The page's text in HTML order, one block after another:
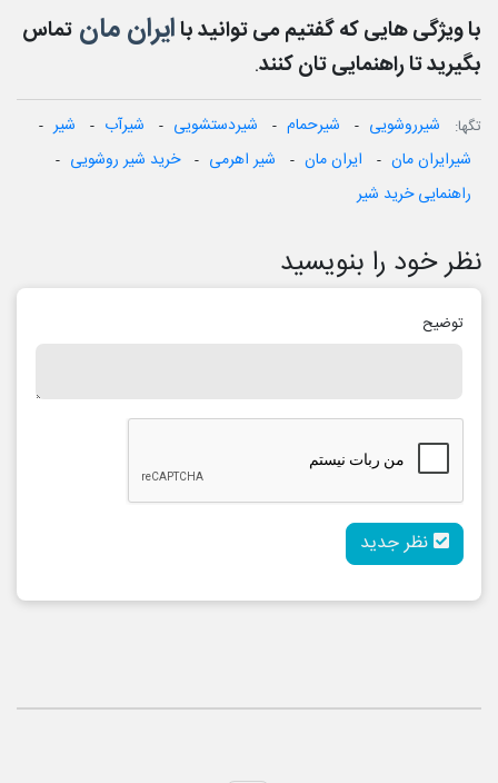
باویژگی هایی که گفتیم می توانید باایران مان تماس
بگیرید تا راهنمایی تان کنند.
تگ‎ها: شیرروشویی شیرحمام شیردستشویی شیرآب
شیر
شیرایران مان
ایران مان شیر اهرمی
خرید شیر روشویی
راهنمایی خرید شیر
نظر خود را بنویسید
توضیح
نظر جدید